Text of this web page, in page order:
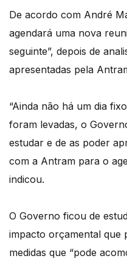
De acordo com André
agendará uma nova
seguinte”, depois de
apresentadas pela
“Ainda não há um dia
foram levadas, o
estudar e de as poder
com a Antram para o
indicou.
O Governo ficou de
impacto orçamental que
medidas que “pode